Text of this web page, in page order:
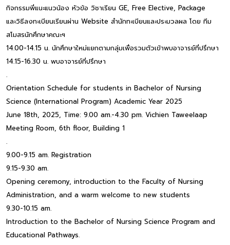
กิจกรรมพี่แนะแนวน้อง หัวข้อ วิชาเรียน GE, Free Elective, Package
และวิธีลงทะเบียนเรียนผ่าน Website สำนักทะเบียนและประมวลผล โดย ทีม
สโมสรนักศึกษาคณะฯ
14.00-14.15 น. นักศึกษาใหม่แยกตามกลุ่มเพื่อรวมตัวเข้าพบอาจารย์ที่ปรึกษา
14.15-16.30 น. พบอาจารย์ที่ปรึกษา
.
Orientation Schedule for students in Bachelor of Nursing
Science (International Program) Academic Year 2025
June 18th, 2025, Time: 9.00 am.-4.30 pm. Vichien Taweelaap
Meeting Room, 6th floor, Building 1
.
9.00-9.15 am. Registration
9.15-9.30 am.
Opening ceremony, introduction to the Faculty of Nursing
Administration, and a warm welcome to new students
9.30-10.15 am.
Introduction to the Bachelor of Nursing Science Program and
Educational Pathways.